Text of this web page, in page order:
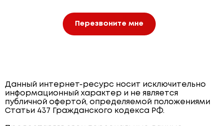
Перезвоните мне
Данный интернет-ресурс носит исключительно
информационный характер и не является
публичной офертой, определяемой положениями
Статьи 437 Гражданского кодекса РФ.